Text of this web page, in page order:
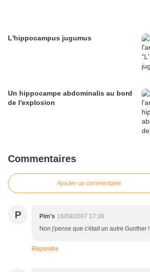
L'hippocampus jugumus
Un hippocampe abdominalis au bord
de l'explosion
Commentaires
Ajouter un commentaire
P Pim's 16/09/2007 17:36
Non j'pense que c'était un autre Gunther !
Répondre